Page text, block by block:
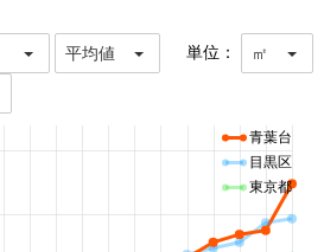
平均値 単位： ㎡
青葉台
目黒区
東京都